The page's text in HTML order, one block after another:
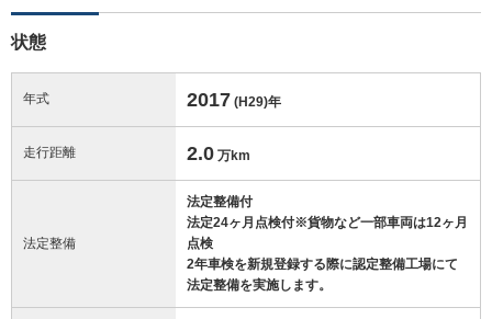
状態
年式 2017 (H29)年
走行距離 2.0 万km
法定整備
法定整備付
法定24ヶ月点検付※貨物など一部車両は12ヶ月
点検
2年車検を新規登録する際に認定整備工場にて
法定整備を実施します。